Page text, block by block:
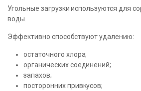
Угольные загрузки используются для
воды.
Эффективно способствуют удалению:
остаточного хлора;
органических соединений;
запахов;
посторонних привкусов;